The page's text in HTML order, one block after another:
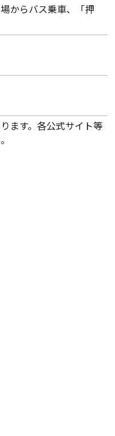
からバス乗車、「押
ます。各公式サイト等